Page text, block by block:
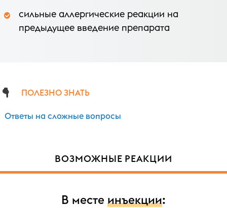
сильные аллергические реакции на
предыдущее введение препарата
ПОЛЕЗНО ЗНАТЬ
Ответы на сложные вопросы
ВОЗМОЖНЫЕ РЕАКЦИИ
В месте инъекции: